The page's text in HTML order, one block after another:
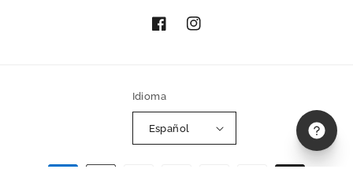
FacebookInstagram
Idioma
Español
Formas